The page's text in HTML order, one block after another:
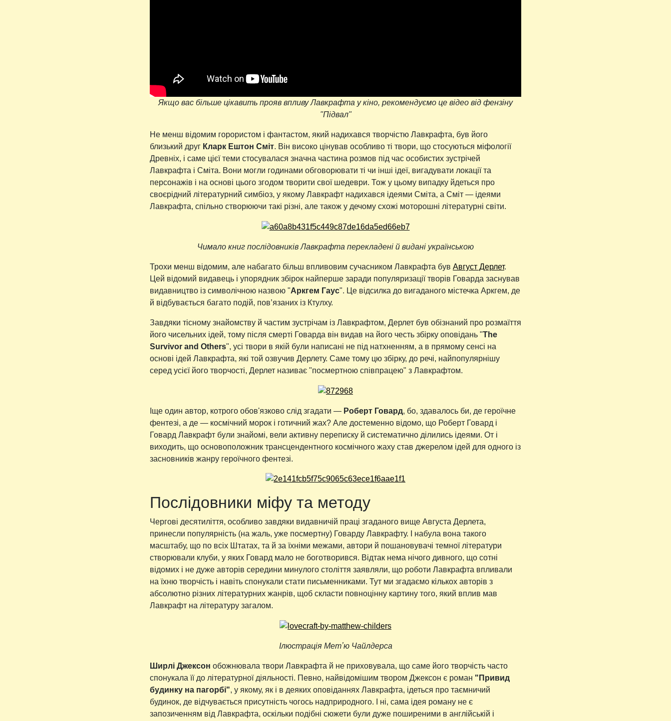
Якщо вас більше цікавить прояв впливу Лавкрафта у кіно, рекомендуємо це відео від фензіну
"Підвал"
Не менш відомим горористом і фантастом, який надихався творчістю Лавкрафта, був його
близький друг Кларк Ештон Сміт. Він високо цінував особливо ті твори, що стосуються міфології
Древніх, і саме цієї теми стосувалася значна частина розмов під час особистих зустрічей
Лавкрафта і Сміта. Вони могли годинами обговорювати ті чи інші ідеї, вигадувати локації та
персонажів і на основі цього згодом творити свої шедеври. Тож у цьому випадку йдеться про
своєрідний літературний симбіоз, у якому Лавкрафт надихався ідеями Сміта, а Сміт — ідеями
Лавкрафта, спільно створюючи такі різні, але також у дечому схожі моторошні літературні світи.
Чимало книг послідовників Лавкрафта перекладені й видані українською
Трохи менш відомим, але набагато більш впливовим сучасником Лавкрафта був Август Дерлет.
Цей відомий видавець і упорядник збірок найперше заради популяризації творів Говарда заснував
видавництво із символічною назвою "Аркгем Гаус". Це відсилка до вигаданого містечка Аркгем, де
й відбувається багато подій, пов’язаних із Ктулху.
Завдяки тісному знайомству й частим зустрічам із Лавкрафтом, Дерлет був обізнаний про розмаїття
його чисельних ідей, тому після смерті Говарда він видав на його честь збірку оповідань "The
Survivor and Others", усі твори в якій були написані не під натхненням, а в прямому сенсі на
основі ідей Лавкрафта, які той озвучив Дерлету. Саме тому цю збірку, до речі, найпопулярнішу
серед усієї його творчості, Дерлет називає "посмертною співпрацею" з Лавкрафтом.
Іще один автор, котрого обов'язково слід згадати — Роберт Говард, бо, здавалось би, де героїчне
фентезі, а де — космічний морок і готичний жах? Але достеменно відомо, що Роберт Говард і
Говард Лавкрафт були знайомі, вели активну переписку й систематично ділились ідеями. От і
виходить, що основоположник трансцендентного космічного жаху став джерелом ідей для одного із
засновників жанру героїчного фентезі.
Послідовники міфу та методу
Чергові десятиліття, особливо завдяки видавничій праці згаданого вище Августа Дерлета,
принесли популярність (на жаль, уже посмертну) Говарду Лавкрафту. І набула вона такого
масштабу, що по всіх Штатах, та й за їхніми межами, автори й пошановувачі темної літератури
створювали клуби, у яких Говард мало не боготворився. Відтак нема нічого дивного, що сотні
відомих і не дуже авторів середини минулого століття заявляли, що роботи Лавкрафта впливали
на їхню творчість і навіть спонукали стати письменниками. Тут ми згадаємо кількох авторів з
абсолютно різних літературних жанрів, щоб скласти повноцінну картину того, який вплив мав
Лавкрафт на літературу загалом.
Ілюстрація Метʼю Чайлдерса
Ширлі Джексон обожнювала твори Лавкрафта й не приховувала, що саме його творчість часто
спонукала її до літературної діяльності. Певно, найвідомішим твором Джексон є роман "Привид
будинку на пагорбі", у якому, як і в деяких оповіданнях Лавкрафта, ідеться про таємничий
будинок, де відчувається присутність чогось надприродного. І ні, сама ідея роману не є
запозиченням від Лавкрафта, оскільки подібні сюжети були дуже поширеними в англійській і